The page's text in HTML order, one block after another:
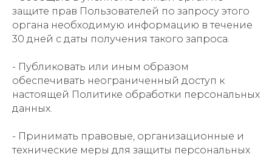
защите прав Пользователей по запросу этого
органа необходимую информацию в течение
30 дней с даты получения такого запроса.
- Публиковать или иным образом
обеспечивать неограниченный доступ к
настоящей Политике обработки персональных
данных.
- Принимать правовые, организационные и
технические меры для защиты персональных